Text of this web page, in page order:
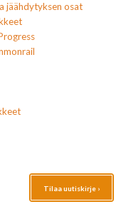
jäähdytyksen osat
Tilaa uutiskirje ›